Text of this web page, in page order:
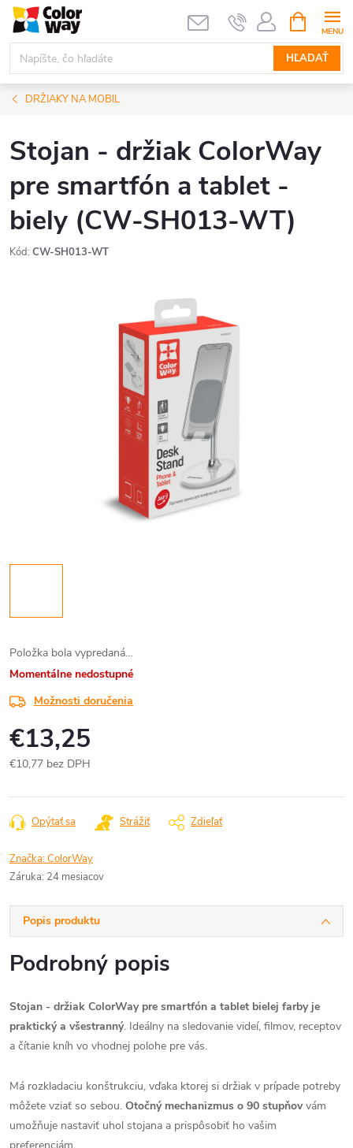
Prejsť
obsah
HĽADAŤ
KOŠÍK
DRŽIAKY NA MOBIL
Stojan - držiak ColorWay
pre smartfón a tablet -
biely (CW-SH013-WT)
Kód: CW-SH013-WT
Položka bola vypredaná…
Momentálne nedostupné
Možnosti doručenia
€13,25
€10,77 bez DPH
cena:
Opýtať sa Strážiť Zdieľať
Značka:ColorWay
Záruka: 24 mesiacov
Popis produktu
Podrobný popis
Stojan - držiak ColorWay pre smartfón a tablet bielej farby je
praktický a všestranný. Ideálny na sledovanie videí, filmov, receptov
a čítanie kníh vo vhodnej polohe pre vás.
Má rozkladaciu konštrukciu, vďaka ktorej si držiak v prípade potreby
môžete vziať so sebou. Otočný mechanizmus o 90 stupňovvám
umožňuje nastaviť uhol stojana a prispôsobiť ho vašim